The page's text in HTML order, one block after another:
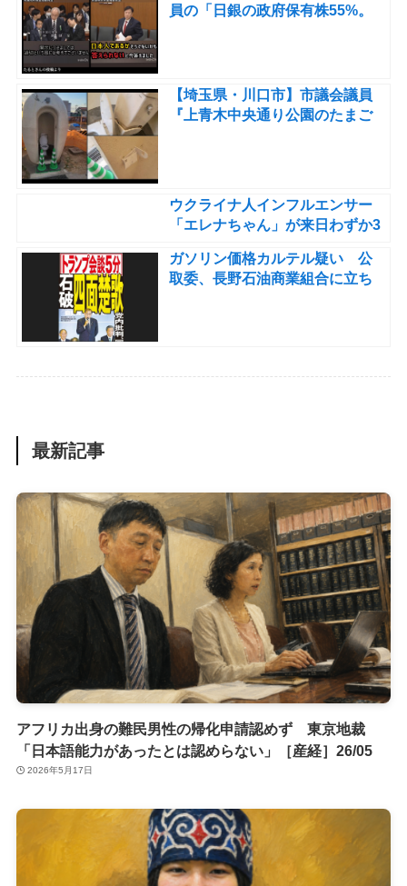
員の「日銀の政府保有株55%。
【埼玉県・川口市】市議会議員
『上青木中央通り公園のたまご
ら集団不良外国人の仕業と判
明』
ウクライナ人インフルエンサー
「エレナちゃん」が来日わずか3
る異常事態。通常2年かかる審査
をどう通過？ 5年以上の納税実
ガソリン価格カルテル疑い 公
取委、長野石油商業組合に立ち
最新記事
アフリカ出身の難民男性の帰化申請認めず 東京地裁
「日本語能力があったとは認めらない」［産経］26/05
2026年5月17日